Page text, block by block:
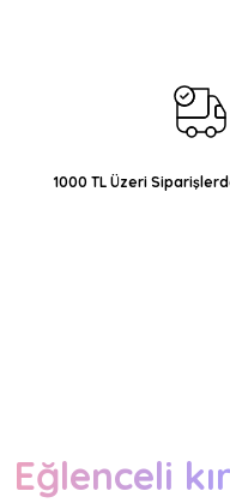
Ürün fiyatı diğer
Bu ürüne benzer farklı
1000 TL Üzeri
Eğlenceli